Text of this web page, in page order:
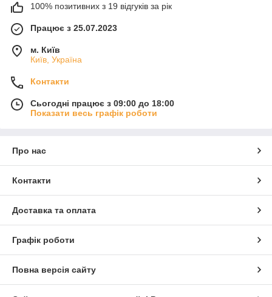
100% позитивних з 19 відгуків за рік
Працює з 25.07.2023
м. Київ
Київ, Україна
Контакти
Сьогодні працює з 09:00 до 18:00
Показати весь графік роботи
Про нас
Контакти
Доставка та оплата
Графік роботи
Повна версія сайту